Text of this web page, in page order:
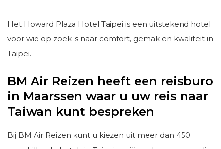
Het Howard Plaza Hotel Taipei is een uitstekend hotel
voor wie op zoek is naar comfort, gemak en kwaliteit in
Taipei.
BM Air Reizen heeft een reisburo
in Maarssen waar u uw reis naar
Taiwan kunt bespreken
Bij BM Air Reizen kunt u kiezen uit meer dan 450